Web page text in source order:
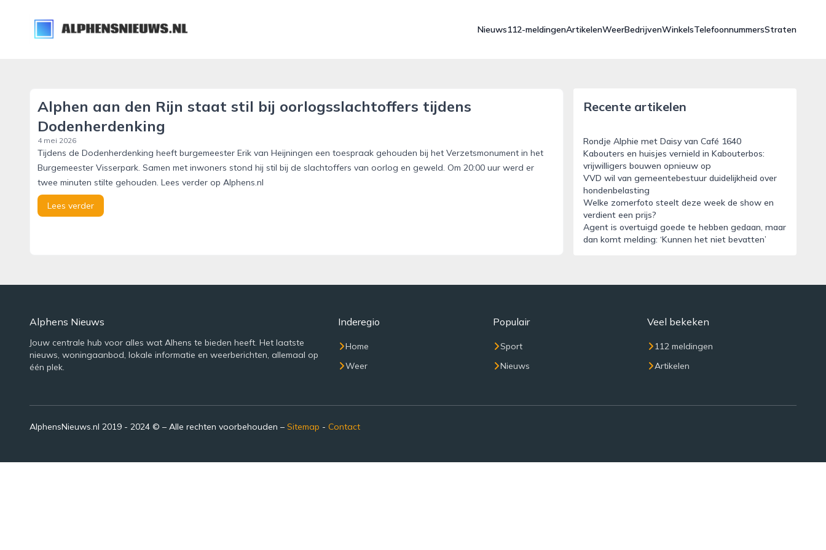
alphensnieuws.nl
Nieuws112-meldingenArtikelenWeerBedrijvenWinkelsTelefoonnummersStraten
Alphen aan den Rijn staat stil bij oorlogsslachtoffers tijdens
Dodenherdenking
4 mei 2026
Tijdens de Dodenherdenking heeft burgemeester Erik van Heijningen een toespraak gehouden bij het Verzetsmonument in het
Burgemeester Visserpark. Samen met inwoners stond hij stil bij de slachtoffers van oorlog en geweld. Om 20:00 uur werd er
twee minuten stilte gehouden. Lees verder op Alphens.nl
Lees verder
Recente artikelen
Rondje Alphie met Daisy van Café 1640
Kabouters en huisjes vernield in Kabouterbos:
vrijwilligers bouwen opnieuw op
VVD wil van gemeentebestuur duidelijkheid over
hondenbelasting
Welke zomerfoto steelt deze week de show en
verdient een prijs?
Agent is overtuigd goede te hebben gedaan, maar
dan komt melding: ‘Kunnen het niet bevatten’
Alphens Nieuws
Jouw centrale hub voor alles wat Alhens te bieden heeft. Het laatste
nieuws, woningaanbod, lokale informatie en weerberichten, allemaal op
één plek.
Inderegio
Home
Weer
Populair
Sport
Nieuws
Veel bekeken
112 meldingen
Artikelen
AlphensNieuws.nl 2019 - 2024 © – Alle rechten voorbehouden – Sitemap - Contact